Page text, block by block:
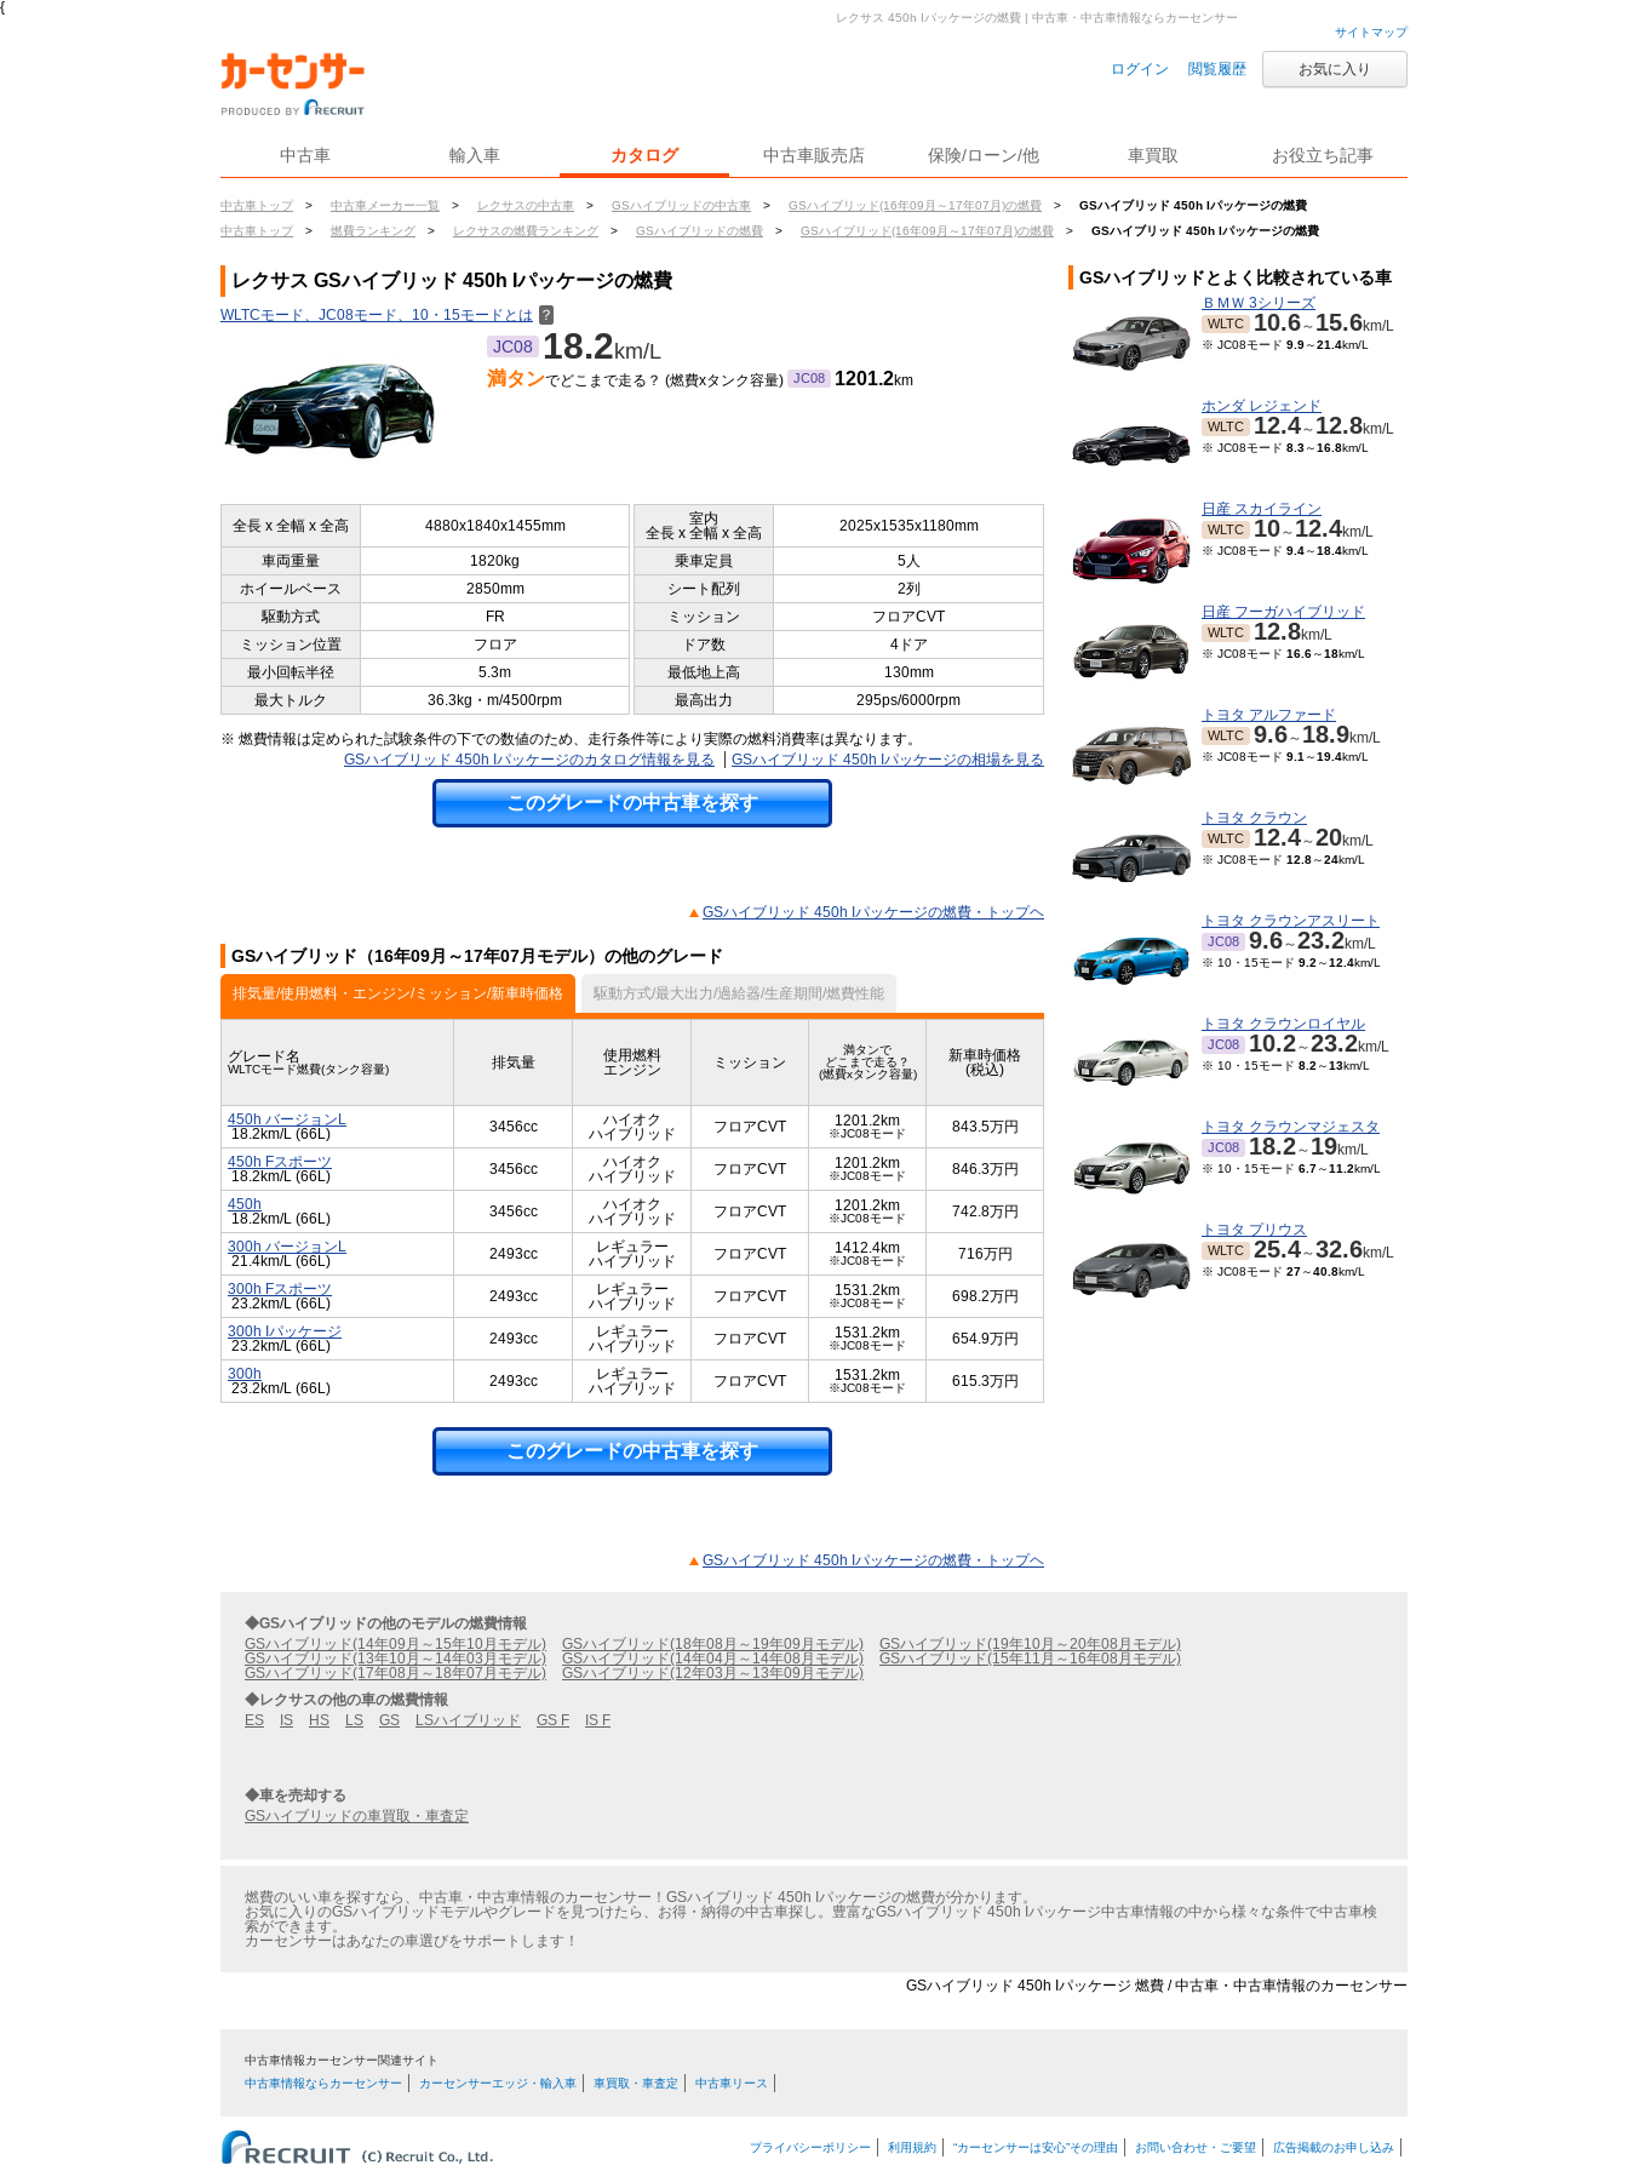
{
サイトマップ
ログイン 閲覧履歴 お気に入り
中古車 輸入車 カタログ 中古車販売店 保険/ローン/他 車買取 お役立ち記事
中古車トップ > 中古車メーカー一覧 > レクサスの中古車 > GSハイブリッドの中古車 > GSハイブリッド(16年09月～17年07月)の燃費 >
GSハイブリッド 450h Iパッケージの燃費
中古車トップ
> 燃費ランキング > レクサスの燃費ランキング > GSハイブリッドの燃費 > GSハイブリッド(16年09月～17年07月)の燃費 > GSハイブリッド 450h Iパッケージの燃費
レクサス 450h Iパッケージの燃費 | 中古車・中古車情報ならカーセンサー
レクサス GSハイブリッド 450h Iパッケージの燃費
WLTCモード、JC08モード、10・15モードとは ？
JC08 18.2km/L
満タンでどこまで走る？ (燃費xタンク容量) JC08 1201.2km
全長 x 全幅 x 全高 4880x1840x1455mm
室内
全長 x 全幅 x 全高
2025x1535x1180mm
車両重量 1820kg 乗車定員
5人
ホイールベース
2850mm シート配列
2列
駆動方式
FR ミッション
フロアCVT
ミッション位置
フロア ドア数
4ドア
最小回転半径
5.3m 最低地上高
130mm
最大トルク
36.3kg・m/4500rpm 最高出力 295ps/6000rpm
※ 燃費情報は定められた試験条件の下での数値のため、走行条件等により実際の燃料消費率は異なります。
GSハイブリッド 450h Iパッケージのカタログ情報を見る
GSハイブリッド 450h Iパッケージの相場を見る
このグレードの中古車を探す
GSハイブリッド 450h Iパッケージの燃費・トップヘ
GSハイブリッド（16年09月～17年07月モデル）の他のグレード
排気量/使用燃料・エンジン/ミッション/新車時価格 駆動方式/最大出力/過給器/生産期間/燃費性能
グレード名
WLTCモード燃費(タンク容量) 排気量
使用燃料
エンジン
ミッション
満タンで
どこまで走る？
(燃費xタンク容量)
新車時価格
(税込)
450h バージョンL
18.2km/L (66L)
3456cc
ハイオク
ハイブリッド
フロアCVT 1201.2km
※JC08モード 843.5万円
450h Fスポーツ
18.2km/L (66L)
3456cc
ハイオク
ハイブリッド
フロアCVT 1201.2km
※JC08モード 846.3万円
450h
18.2km/L (66L)
3456cc
ハイオク
ハイブリッド
フロアCVT 1201.2km
※JC08モード 742.8万円
300h バージョンL
21.4km/L (66L)
2493cc
レギュラー
ハイブリッド
フロアCVT 1412.4km
※JC08モード 716万円
300h Fスポーツ
23.2km/L (66L)
2493cc
レギュラー
ハイブリッド
フロアCVT 1531.2km
※JC08モード 698.2万円
300h Iパッケージ
23.2km/L (66L)
2493cc
レギュラー
ハイブリッド
フロアCVT 1531.2km
※JC08モード 654.9万円
300h
23.2km/L (66L)
2493cc
レギュラー
ハイブリッド
フロアCVT 1531.2km
※JC08モード 615.3万円
このグレードの中古車を探す
GSハイブリッド 450h Iパッケージの燃費・トップヘ
GSハイブリッドとよく比較されている車
ＢＭＷ 3シリーズ
WLTC 10.6～ 15.6km/L
※ JC08モード 9.9～21.4km/L
ホンダ レジェンド
WLTC 12.4～ 12.8km/L
※ JC08モード 8.3～16.8km/L
日産 スカイライン
WLTC 10～ 12.4km/L
※ JC08モード 9.4～18.4km/L
日産 フーガハイブリッド
WLTC 12.8km/L
※ JC08モード 16.6～18km/L
トヨタ アルファード
WLTC 9.6～ 18.9km/L
※ JC08モード 9.1 ～19.4km/L
トヨタ クラウン
WLTC 12.4～20km/L
※ JC08モード 12.8～24km/L
トヨタ クラウンアスリート
JC08 9.6～23.2km/L
※ 10・15モード 9.2 ～12.4km/L
トヨタ クラウンロイヤル
JC08 10.2～23.2km/L
※ 10・15モード 8.2 ～13km/L
トヨタ クラウンマジェスタ
JC08 18.2～ 19km/L
※ 10・15モード 6.7～11.2km/L
トヨタ プリウス
WLTC 25.4～32.6km/L
※ JC08モード 27～40.8km/L
◆GSハイブリッドの他のモデルの燃費情報
GSハイブリッド(14年09月～15年10月モデル)
GSハイブリッド(18年08月～19年09月モデル)
GSハイブリッド(19年10月～20年08月モデル)
GSハイブリッド(13年10月～14年03月モデル)
GSハイブリッド(14年04月～14年08月モデル)
GSハイブリッド(15年11月～16年08月モデル)
GSハイブリッド(17年08月～18年07月モデル)
GSハイブリッド(12年03月～13年09月モデル)
◆レクサスの他の車の燃費情報
ES
IS HS LS GS LSハイブリッド GS F IS F
◆車を売却する
GSハイブリッドの車買取・車査定
燃費のいい車を探すなら、中古車・中古車情報のカーセンサー！GSハイブリッド 450h Iパッケージの燃費が分かります。
お気に入りのGSハイブリッドモデルやグレードを見つけたら、お得・納得の中古車探し。豊富なGSハイブリッド 450h Iパッケージ中古車情報の中から様々な条件で中古車検
索ができます。
カーセンサーはあなたの車選びをサポートします！
GSハイブリッド 450h Iパッケージ 燃費 / 中古車・中古車情報のカーセンサー
中古車情報カーセンサー関連サイト
中古車情報ならカーセンサー
カーセンサーエッジ・輸入車 車買取・車査定 中古車リース
プライバシーポリシー 利用規約 “カーセンサーは安心”その理由 お問い合わせ・ご要望 広告掲載のお申し込み